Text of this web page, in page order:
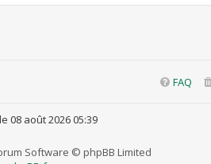
FAQ
08 août 2026 05:39
Software © phpBB Limited